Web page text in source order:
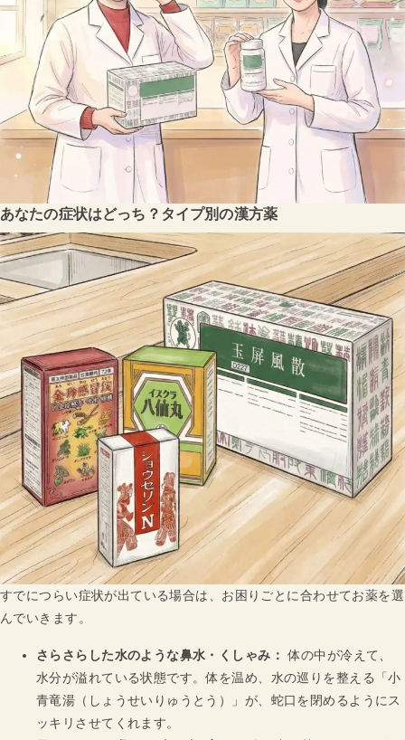
あなたの症状はどっち？タイプ別の漢方薬
すでにつらい症状が出ている場合は、お困りごとに合わせてお薬を選
んでいきます。
さらさらした水のような鼻水・くしゃみ： 体の中が冷えて、
水分が溢れている状態です。体を温め、水の巡りを整える「小
青竜湯（しょうせいりゅうとう）」が、蛇口を閉めるようにス
ッキリさせてくれます。